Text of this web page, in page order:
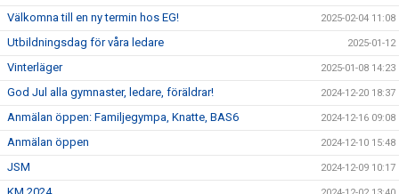
Välkomna till en ny termin hos EG! 2025-02-04 11:08
Utbildningsdag för våra ledare 2025-01-12
Vinterläger 2025-01-08 14:23
God Jul alla gymnaster, ledare, föräldrar! 2024-12-20 18:37
Anmälan öppen: Familjegympa, Knatte, BAS6 2024-12-16 09:08
Anmälan öppen 2024-12-10 15:48
JSM 2024-12-09 10:17